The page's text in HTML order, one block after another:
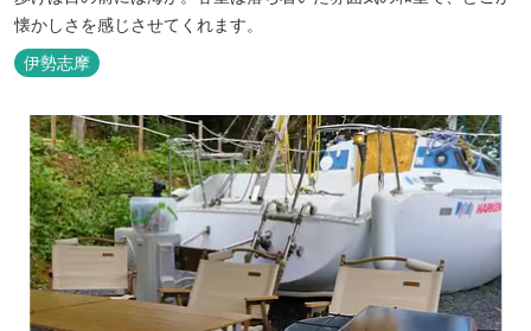
懐かしさを感じさせてくれます。
伊勢志摩